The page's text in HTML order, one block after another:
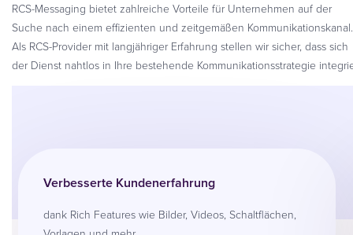
RCS-Messaging bietet zahlreiche Vorteile für Unternehmen auf der
Suche nach einem effizienten und zeitgemäßen Kommunikationskanal.
Als RCS-Provider mit langjähriger Erfahrung stellen wir sicher, dass sich
der Dienst nahtlos in Ihre bestehende Kommunikationsstrategie
Verbesserte Kundenerfahrung
dank Rich Features wie Bilder, Videos, Schaltflächen,